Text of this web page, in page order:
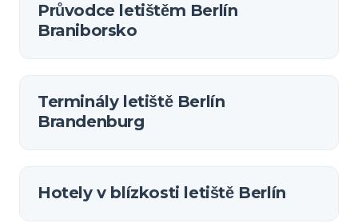
Průvodce letištěm Berlín
Braniborsko
Terminály letiště Berlín
Brandenburg
Hotely v blízkosti letiště Berlín